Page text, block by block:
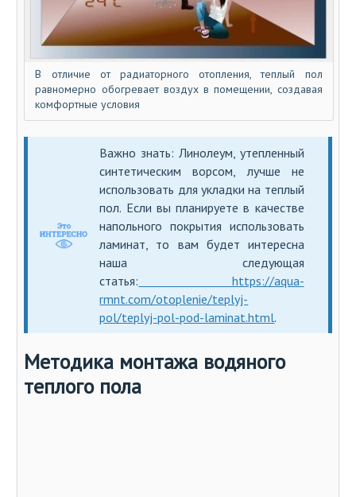
В отличие от радиаторного отопления, теплый пол
равномерно обогревает воздух в помещении, создавая
комфортные условия
Важно знать: Линолеум, утепленный
синтетическим ворсом, лучше не
использовать для укладки на теплый
пол. Если вы планируете в качестве
напольного покрытия использовать
ламинат, то вам будет интересна
наша следующая
статья: https://aqua-
rmnt.com/otoplenie/teplyj-
pol/teplyj-pol-pod-laminat.html.
Методика монтажа водяного
теплого пола